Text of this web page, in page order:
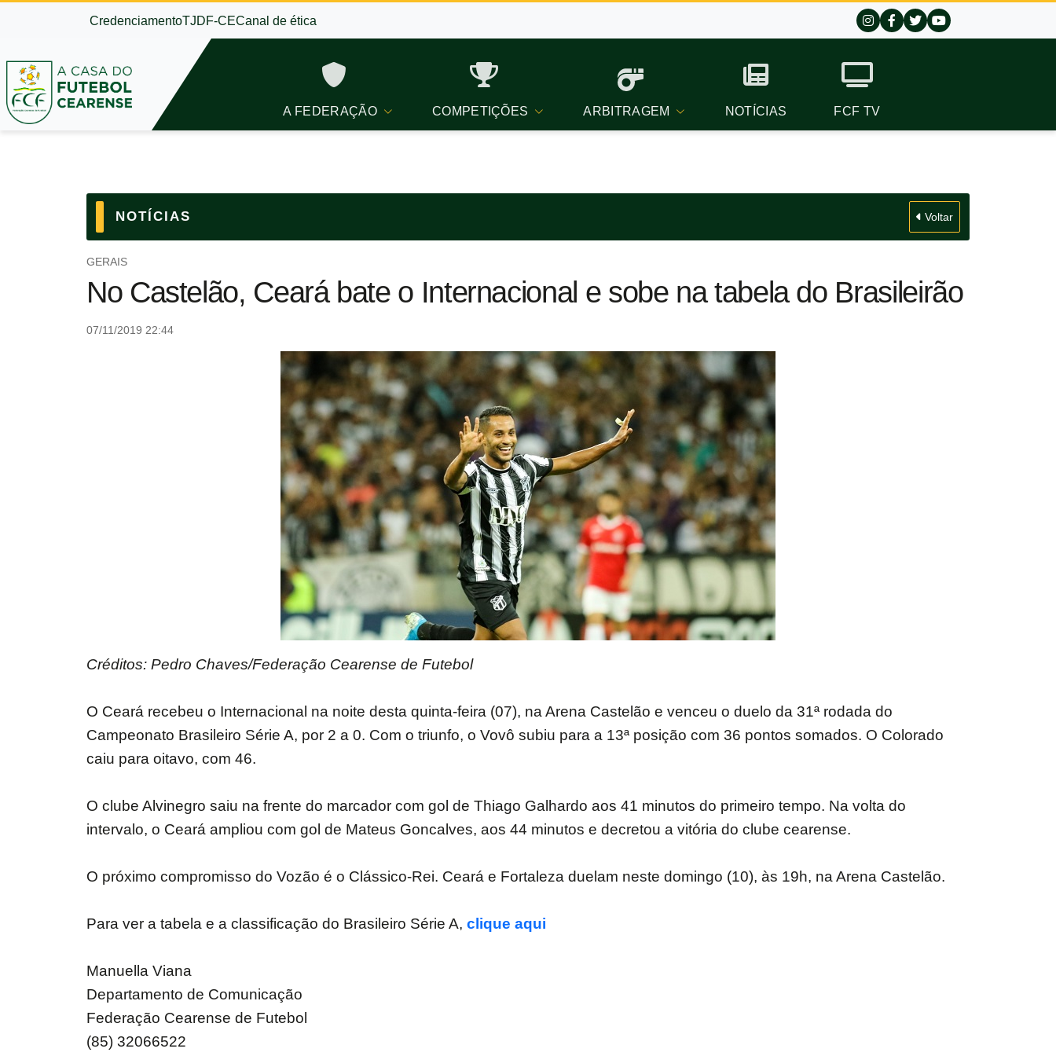
CredenciamentoTJDF-CECanal de ética
A FEDERAÇÃO COMPETIÇÕES ARBITRAGEM NOTÍCIAS FCF TV
NOTÍCIAS Voltar
GERAIS
No Castelão, Ceará bate o Internacional e sobe na tabela do Brasileirão
07/11/2019 22:44
Créditos: Pedro Chaves/Federação Cearense de Futebol
O Ceará recebeu o Internacional na noite desta quinta-feira (07), na Arena Castelão e venceu o duelo da 31ª rodada do
Campeonato Brasileiro Série A, por 2 a 0. Com o triunfo, o Vovô subiu para a 13ª posição com 36 pontos somados. O Colorado
caiu para oitavo, com 46.
O clube Alvinegro saiu na frente do marcador com gol de Thiago Galhardo aos 41 minutos do primeiro tempo. Na volta do
intervalo, o Ceará ampliou com gol de Mateus Goncalves, aos 44 minutos e decretou a vitória do clube cearense.
O próximo compromisso do Vozão é o Clássico-Rei. Ceará e Fortaleza duelam neste domingo (10), às 19h, na Arena Castelão.
Para ver a tabela e a classificação do Brasileiro Série A, clique aqui
Manuella Viana
Departamento de Comunicação
Federação Cearense de Futebol
(85) 32066522